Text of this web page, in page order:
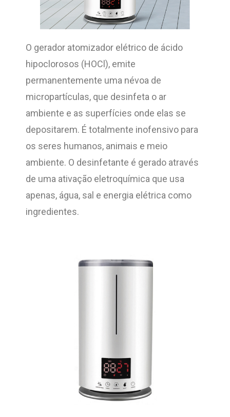
O gerador atomizador elétrico de ácido
hipoclorosos (HOCl), emite
permanentemente uma névoa de
micropartículas, que desinfeta o ar
ambiente e as superfícies onde elas se
depositarem. É totalmente inofensivo para
os seres humanos, animais e meio
ambiente. O desinfetante é gerado através
de uma ativação eletroquímica que usa
apenas, água, sal e energia elétrica como
ingredientes.